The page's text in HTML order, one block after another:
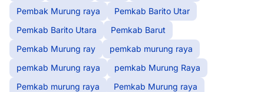
Pembak Murung raya
Pemkab Barito Utar
Pemkab Barito Utara
Pemkab Barut
Pemkab Murung ray
pemkab murung raya
pemkab Murung raya
pemkab Murung Raya
Pemkab murung raya
Pemkab Murung raya